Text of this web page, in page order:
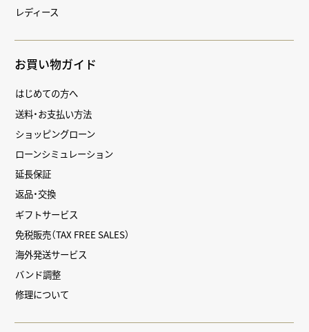
レディース
お買い物ガイド
はじめての方へ
送料・お支払い方法
ショッピングローン
ローンシミュレーション
延長保証
返品・交換
ギフトサービス
免税販売（TAX FREE SALES）
海外発送サービス
バンド調整
修理について